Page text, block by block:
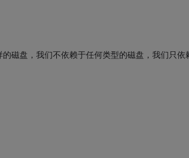
磁盘，我们不依赖于任何类型的磁盘，我们只依